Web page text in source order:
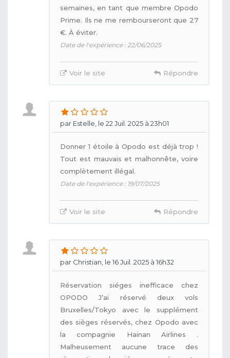
semaines, en tant que membre Opodo
Prime. Ils ne me rembourseront que 27
€. À éviter.
Date de l'expérience : 22/06/2025
Voir le site Répondre
par Estelle, le 22 Juil. 2025 à 23h01
Donner 1 étoile à Opodo est déjà trop !
Tout est mauvais et malhonnête, voire
complètement illégal.
Date de l'expérience : 19/07/2025
Voir le site Répondre
par Christian, le 16 Juil. 2025 à 16h32
Réservation siéges inefficace chez
OPODO J’ai réservé deux vols
Bruxelles/Tokyo avec le supplément
des sièges réservés, chez Opodo avec
la compagnie Hainan Airlines .
Malheusement aucune trace des